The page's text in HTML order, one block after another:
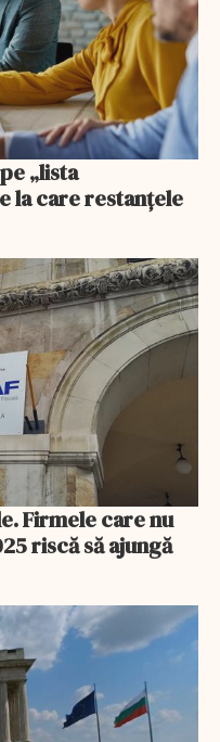
„lista
la care restanțele
Firmele care nu
riscă să ajungă